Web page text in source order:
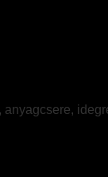
anyagcsere,